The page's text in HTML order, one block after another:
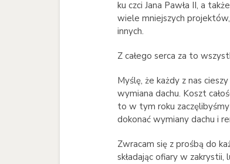
ku czci Jana Pawła II, a
wiele mniejszych
innych.
Z całego serca za to
Myślę, że każdy z nas
wymiana dachu. Koszt
to w tym roku zaczęlibyśmy
dokonać wymiany dachu i
Zwracam się z prośbą do
składając ofiary w